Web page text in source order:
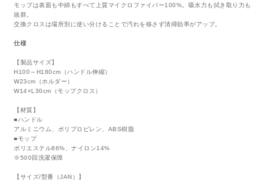
モップは表面も中綿もすべて上質マイクロファイバー100%。吸水力も拭き取り力も
抜群。
交換クロスは場所別に使い分けることで汚れを移さず清掃効率がアップ。
仕様
【製品サイズ】
H100～H180cm（ハンドル伸縮）
W23cm（ホルダー）
W14×L30cm（モップクロス）
【材質】
■ハンドル
アルミニウム、ポリプロピレン、ABS樹脂
■モップ
ポリエステル86%、ナイロン14%
※500回洗濯保障
【サイズ/型番（JAN）】